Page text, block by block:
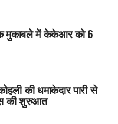
मुकाबले में केकेआर को 6
की धमाकेदार पारी से
की शुरुआत